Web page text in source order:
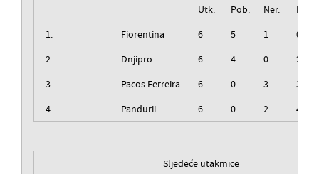
Utk. Pob. Ner.
Izg.
1.
Fiorentina 6 5 1
0
2.
Dnjipro 6 4 0
2
3.
Pacos Ferreira 6 0 3
3
4.
Pandurii 6 0 2 4
Sljedeće utakmice